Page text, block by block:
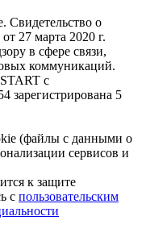
Свидетельство о
27 марта 2020 г.
в сфере связи,
коммуникаций.
с
зарегистрирована 5
(файлы с данными о
сервисов и
к защите
с пользовательским